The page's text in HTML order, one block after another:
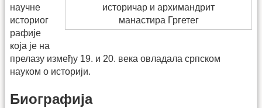
историчар и архимандрит
манастира Гргетег
научне
историог
рафије
која је на
прелазу између 19. и 20. века овладала српском
науком о историји.
Биографија